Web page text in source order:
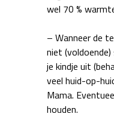
wel 70 %
– Wanneer de
niet
je kindje uit
veel huid-op-
Mama.
houden.